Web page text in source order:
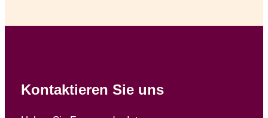
Kontaktieren Sie uns